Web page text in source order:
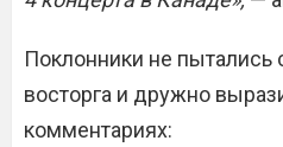
Поклонники не пытались
восторга и дружно
комментариях: